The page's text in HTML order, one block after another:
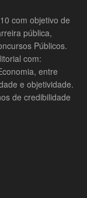
com objetivo de
pública,
Públicos.
com:
entre
e objetividade.
de credibilidade